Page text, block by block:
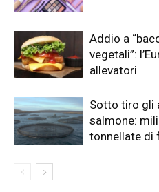
Addio a
vegetali”:
allevatori
Sotto tiro gli
salmone:
tonnellate di